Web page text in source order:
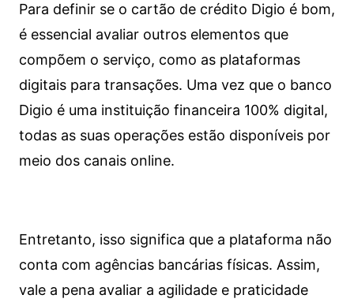
Para definir se o cartão de crédito Digio é bom,
é essencial avaliar outros elementos que
compõem o serviço, como as plataformas
digitais para transações. Uma vez que o banco
Digio é uma instituição financeira 100% digital,
todas as suas operações estão disponíveis por
meio dos canais online.
Entretanto, isso significa que a plataforma não
conta com agências bancárias físicas. Assim,
vale a pena avaliar a agilidade e praticidade